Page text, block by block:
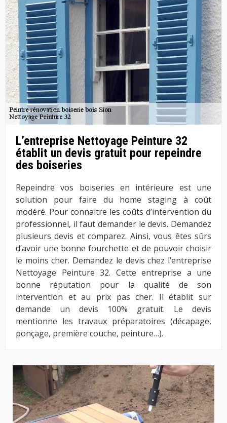
L’entreprise Nettoyage Peinture 32
établit un devis gratuit pour repeindre
des boiseries
Repeindre vos boiseries en intérieure est une
solution pour faire du home staging à coût
modéré. Pour connaitre les coûts d’intervention du
professionnel, il faut demander le devis. Demandez
plusieurs devis et comparez. Ainsi, vous êtes sûrs
d’avoir une bonne fourchette et de pouvoir choisir
le moins cher. Demandez le devis chez l’entreprise
Nettoyage Peinture 32. Cette entreprise a une
bonne réputation pour la qualité de son
intervention et au prix pas cher. Il établit sur
demande un devis 100% gratuit. Le devis
mentionne les travaux préparatoires (décapage,
ponçage, première couche, peinture…).